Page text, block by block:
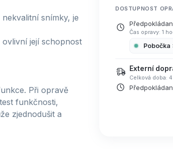
snímky, je
její schopnost
Při opravě
funkčnosti,
zjednodušit a
DOSTUPNOST
Čas opravy: 1
Pobočka
Externí
Celková doba: